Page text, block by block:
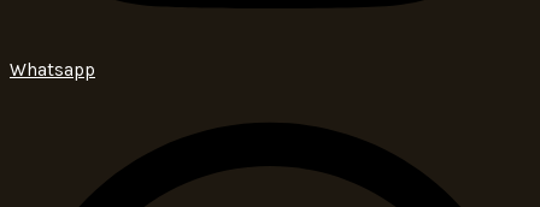
Whatsapp